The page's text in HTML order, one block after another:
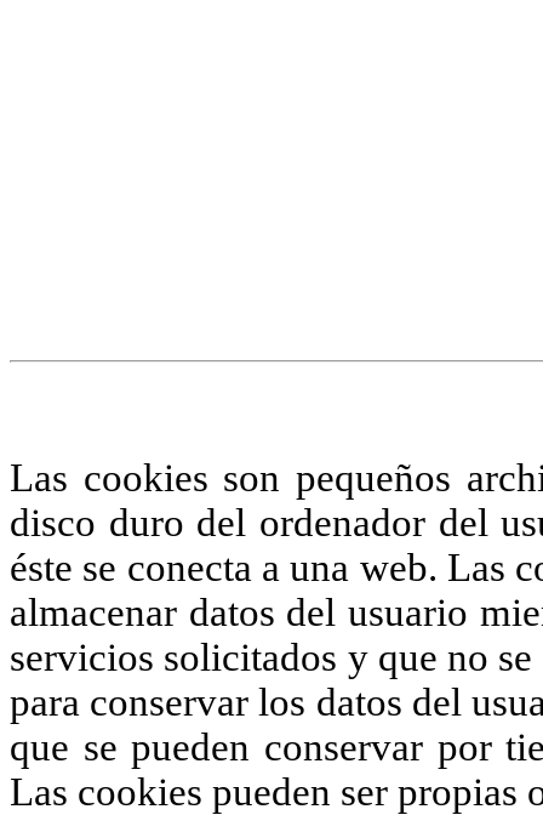
Las cookies son pequeños
disco duro del ordenador del
éste se conecta a una web. Las
almacenar datos del usuario
servicios solicitados y que no
para conservar los datos del
que se pueden conservar por
Las cookies pueden ser propias